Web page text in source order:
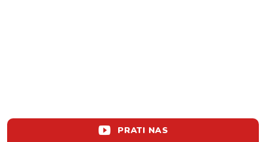
PRATI NAS